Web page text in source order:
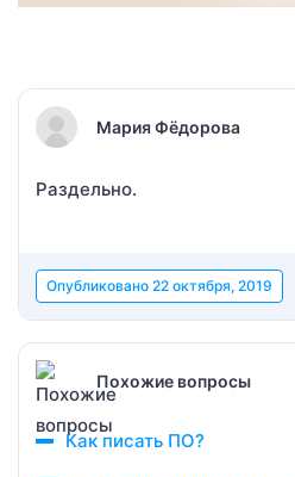
Мария Фёдорова
Раздельно.
Опубликовано 22 октября, 2019
Похожие вопросы
Как писать ПО?